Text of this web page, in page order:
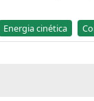
Energia cinética